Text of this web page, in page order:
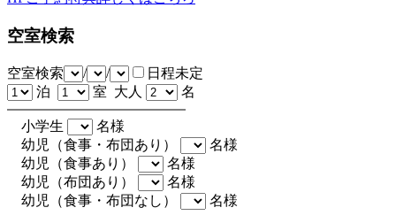
空室検索
空室検索 / /
日程未定
泊
室 大人 名
小学生
名様
幼児（食事・布団あり）
名様
幼児（食事あり）
名様
幼児（布団あり）
名様
幼児（食事・布団なし）
名様